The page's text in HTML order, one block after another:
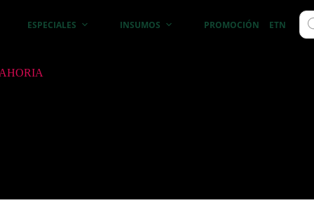
ESPECIALES INSUMOS PROMOCIÓN ETNICOS de